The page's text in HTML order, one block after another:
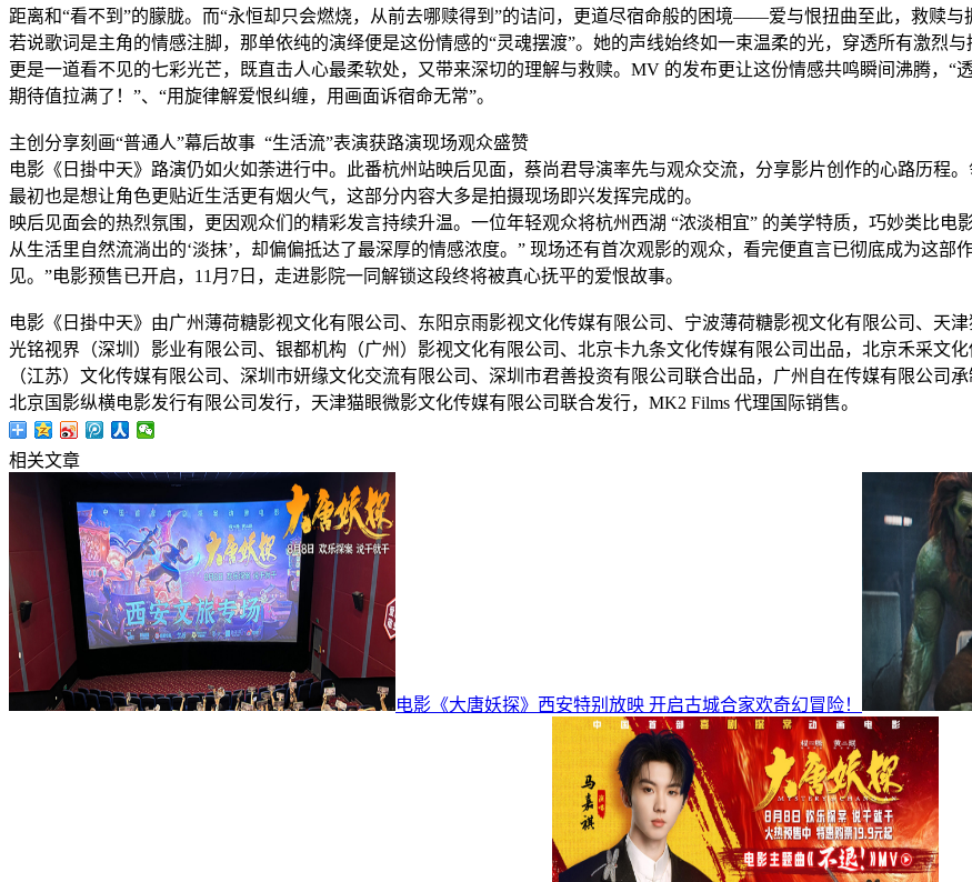
距离和“看不到”的朦胧。而“永恒却只会燃烧，从前去哪赎得到”的诘问，更道尽宿命般的困境——爱与恨扭曲至此，救赎与
若说歌词是主角的情感注脚，那单依纯的演绎便是这份情感的“灵魂摆渡”。她的声线始终如一束温柔的光，穿透所有激烈
更是一道看不见的七彩光芒，既直击人心最柔软处，又带来深切的理解与救赎。MV 的发布更让这份情感共鸣瞬间沸腾，“
期待值拉满了！”、“用旋律解爱恨纠缠，用画面诉宿命无常”。
主创分享刻画“普通人”幕后故事 “生活流”表演获路演现场观众盛赞
电影《日掛中天》路演仍如火如荼进行中。此番杭州站映后见面，蔡尚君导演率先与观众交流，分享影片创作的心路历程
最初也是想让角色更贴近生活更有烟火气，这部分内容大多是拍摄现场即兴发挥完成的。
映后见面会的热烈氛围，更因观众们的精彩发言持续升温。一位年轻观众将杭州西湖 “浓淡相宜” 的美学特质，巧妙类比电
从生活里自然流淌出的‘淡抹’，却偏偏抵达了最深厚的情感浓度。” 现场还有首次观影的观众，看完便直言已彻底成为这部
见。”电影预售已开启，11月7日，走进影院一同解锁这段终将被真心抚平的爱恨故事。
电影《日掛中天》由广州薄荷糖影视文化有限公司、东阳京雨影视文化传媒有限公司、宁波薄荷糖影视文化有限公司、天
光铭视界（深圳）影业有限公司、银都机构（广州）影视文化有限公司、北京卡九条文化传媒有限公司出品，北京禾采文
（江苏）文化传媒有限公司、深圳市妍缘文化交流有限公司、深圳市君善投资有限公司联合出品，广州自在传媒有限公司
北京国影纵横电影发行有限公司发行，天津猫眼微影文化传媒有限公司联合发行，MK2 Films 代理国际销售。
相关文章
电影《大唐妖探》西安特别放映 开启古城合家欢奇幻冒险！